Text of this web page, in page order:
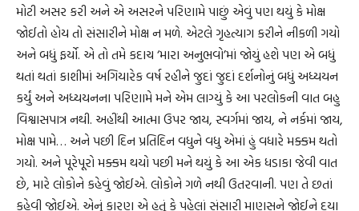
મોટી અસર કરી અને એ અસરને પરિણામે પાછું એવું પણ થયું કે મોક્ષ
જોઈતો હોય તો સંસારીને મોક્ષ ન મળે. એટલે ગૃહત્યાગ કરીને નીકળી ગયો
અને બધું ફર્યો. એ તો તમે કદાચ ‘મારા અનુભવો’માં જોયું હશે પણ એ બધું
થતાં થતાં કાશીમાં અગિયારેક વર્ષ રહીને જુદાં જુદાં દર્શનોનું બધું અધ્યયન
કર્યું અને અધ્યયનના પરિણામે મને એમ લાગ્યું કે આ પરલોકની વાત બહુ
વિશ્વાસપાત્ર નથી. અહીંથી આત્મા ઉપર જાય, સ્વર્ગમાં જાય, ને નર્કમાં જાય,
મોક્ષ પામે… અને પછી દિન પ્રતિદિન વધુને વધુ એમાં હું વધારે મક્કમ થતો
ગયો. અને પૂરેપૂરો મક્કમ થયો પછી મને થયું કે આ એક ધડાકા જેવી વાત
છે, મારે લોકોને કહેવું જોઈએ. લોકોને ગળે નથી ઉતરવાની. પણ તે છતાં
કહેવી જોઈએ. એનું કારણ એ હતું કે પહેલાં સંસારી માણસને જોઈને દયા